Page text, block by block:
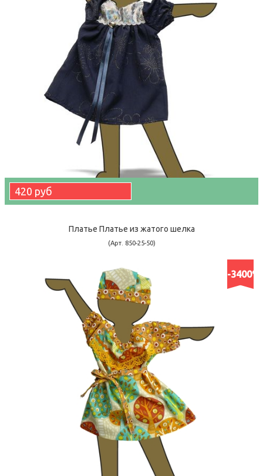
420 руб
Платье Платье из жатого шелка
(Арт. 850-25-50)
-3400%